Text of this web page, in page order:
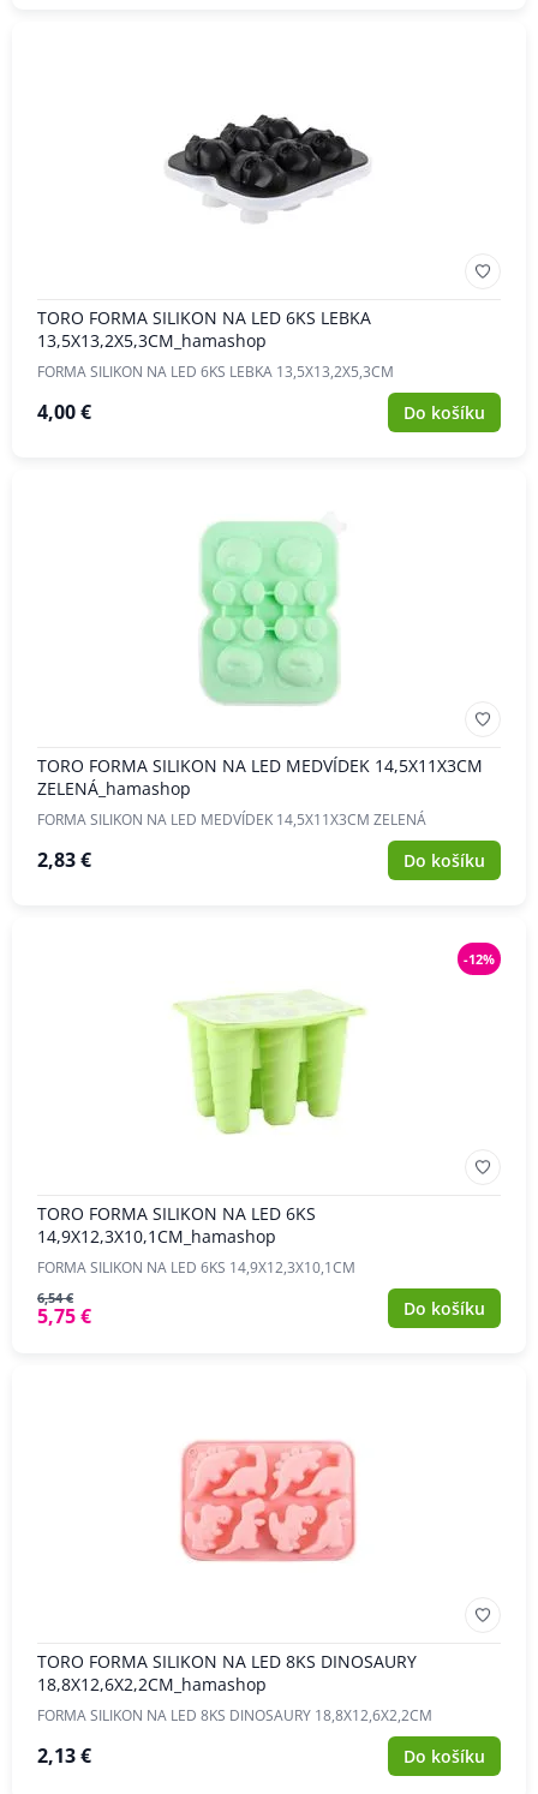
TORO FORMA SILIKON NA LED 6KS LEBKA
13,5X13,2X5,3CM_hamashop
FORMA SILIKON NA LED 6KS LEBKA 13,5X13,2X5,3CM
4,00 € Do košíku
TORO FORMA SILIKON NA LED MEDVÍDEK 14,5X11X3CM
ZELENÁ_hamashop
FORMA SILIKON NA LED MEDVÍDEK 14,5X11X3CM ZELENÁ
2,83 € Do košíku
-12%
TORO FORMA SILIKON NA LED 6KS
14,9X12,3X10,1CM_hamashop
FORMA SILIKON NA LED 6KS 14,9X12,3X10,1CM
6,54 €
5,75 € Do košíku
TORO FORMA SILIKON NA LED 8KS DINOSAURY
18,8X12,6X2,2CM_hamashop
FORMA SILIKON NA LED 8KS DINOSAURY 18,8X12,6X2,2CM
2,13 € Do košíku